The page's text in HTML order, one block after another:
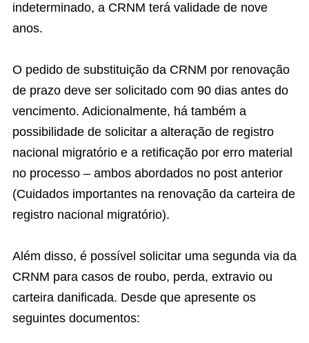
indeterminado, a CRNM terá validade de nove
anos.
O pedido de substituição da CRNM por renovação
de prazo deve ser solicitado com 90 dias antes do
vencimento. Adicionalmente, há também a
possibilidade de solicitar a alteração de registro
nacional migratório e a retificação por erro material
no processo – ambos abordados no post anterior
(Cuidados importantes na renovação da carteira de
registro nacional migratório).
Além disso, é possível solicitar uma segunda via da
CRNM para casos de roubo, perda, extravio ou
carteira danificada. Desde que apresente os
seguintes documentos: